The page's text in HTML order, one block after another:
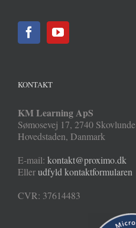
KONTAKT
KM Learning ApS
Sømosevej 17, 2740 Skovlunde
Hovedstaden, Danmark
E-mail: kontakt@proximo.dk
Ellerudfyld kontaktformularen
CVR: 37614483